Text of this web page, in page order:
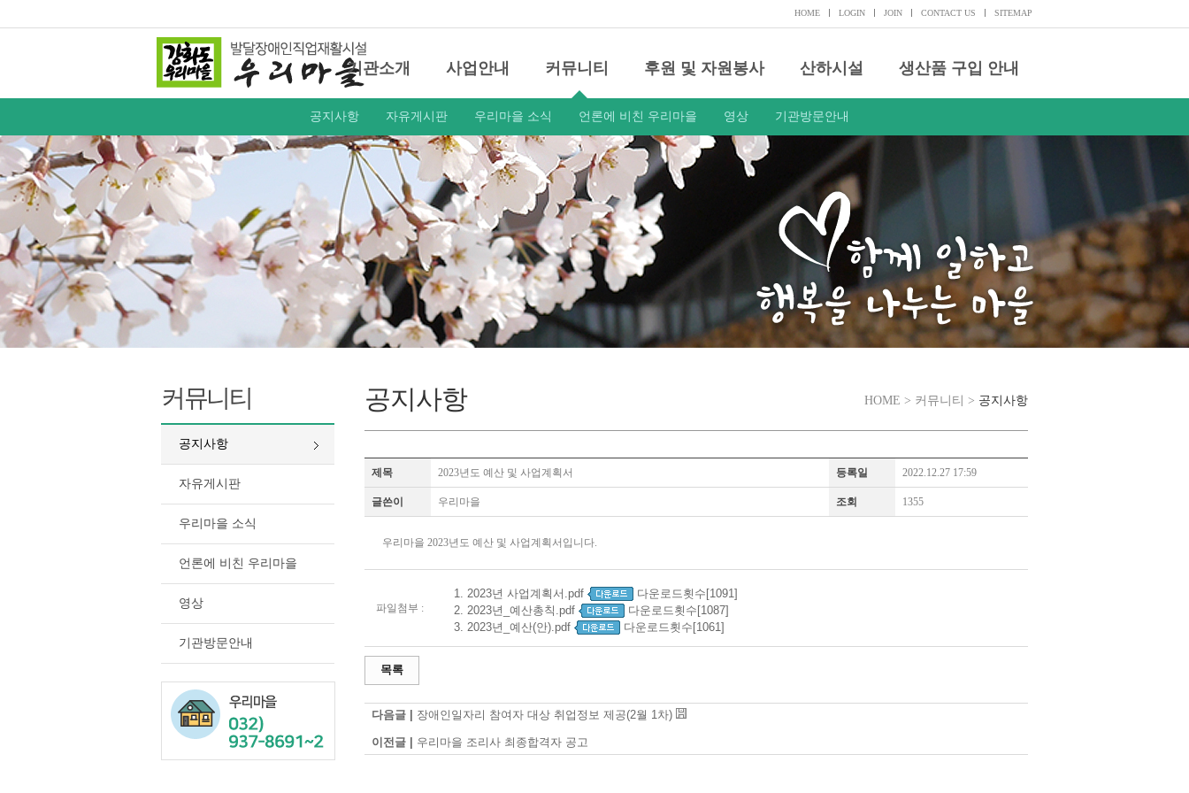
HOME LOGIN JOIN CONTACT US SITEMAP
기관소개 사업안내 커뮤니티 후원 및 자원봉사 산하시설 생산품 구입 안내
공지사항 자유게시판 우리마을 소식 언론에 비친 우리마을 영상 기관방문안내
커뮤니티
공지사항
자유게시판
우리마을 소식
언론에 비친 우리마을
영상
기관방문안내
공지사항 HOME > 커뮤니티 > 공지사항
제목 2023년도 예산 및 사업계획서 등록일 2022.12.27 17:59
글쓴이 우리마을 조회 1355
우리마을 2023년도 예산 및 사업계획서입니다.
파일첨부 :
1. 2023년 사업계획서.pdf
다운로드횟수[1091]
2. 2023년_예산총칙.pdf
다운로드횟수[1087]
3. 2023년_예산(안).pdf 다운로드횟수[1061]
목록
다음글 | 장애인일자리 참여자 대상 취업정보 제공(2월 1차)
이전글 | 우리마을 조리사 최종합격자 공고